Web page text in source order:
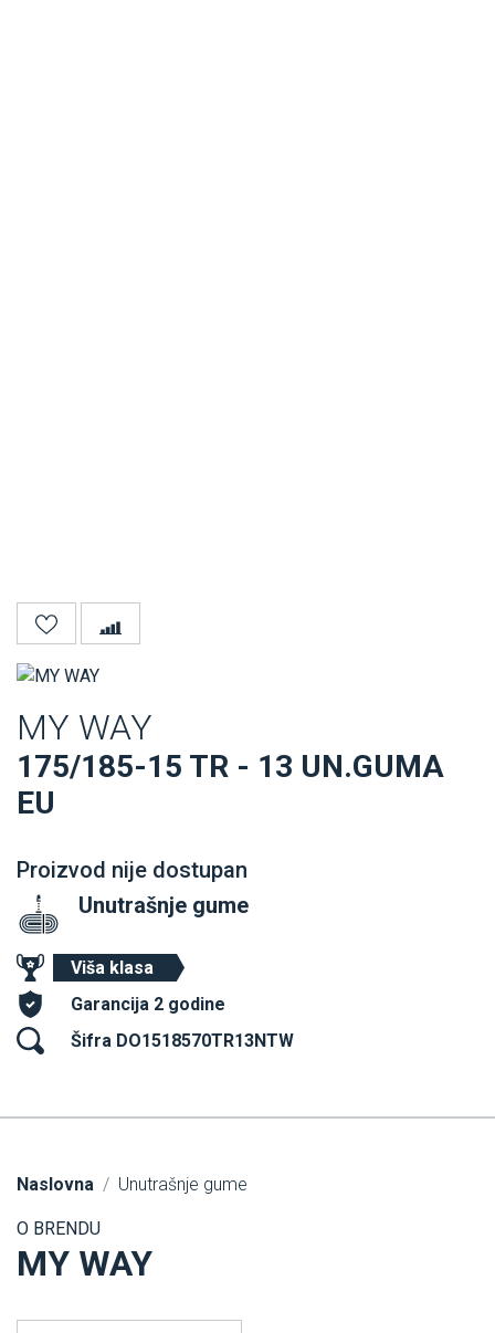
MY WAY
175/185-15 TR - 13 UN.GUMA
EU
Proizvod nije dostupan
Unutrašnje gume
Viša klasa
Garancija 2 godine
Šifra DO1518570TR13NTW
Naslovna Unutrašnje gume
O BRENDU
MY WAY